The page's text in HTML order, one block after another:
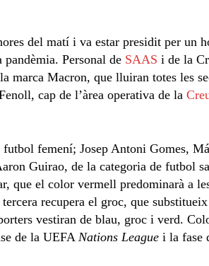
del matí i va estar presidit per un
Personal de SAAS i de la
marca Macron, que lluiran totes les
cap de l’àrea operativa de la
femení; Josep Antoni Gomes,
Guirao, de la categoria de futbol
que el color vermell predominarà a
recupera el groc, que
vestiran de blau, groc i verd.
de la UEFA Nations League i la fase